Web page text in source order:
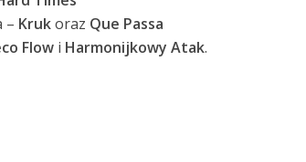
– Krukoraz Que Passa
Flow i Harmonijkowy Atak.